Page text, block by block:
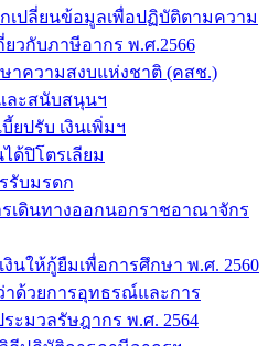
เปลี่ยนข้อมูลเพื่อปฏิบัติตามความ
ยวกับภาษีอากร พ.ศ.2566
าความสงบแห่งชาติ (คสช.)
ละสนับสนุนฯ
ยปรับ เงินเพิ่มฯ
ด้ปิโตรเลียม
รับมรดก
เดินทางออกนอกราชอาณาจักร
ให้กู้ยืมเพื่อการศึกษา พ.ศ. 2560
าด้วยการอุทธรณ์และการ
มวลรัษฎากร พ.ศ. 2564